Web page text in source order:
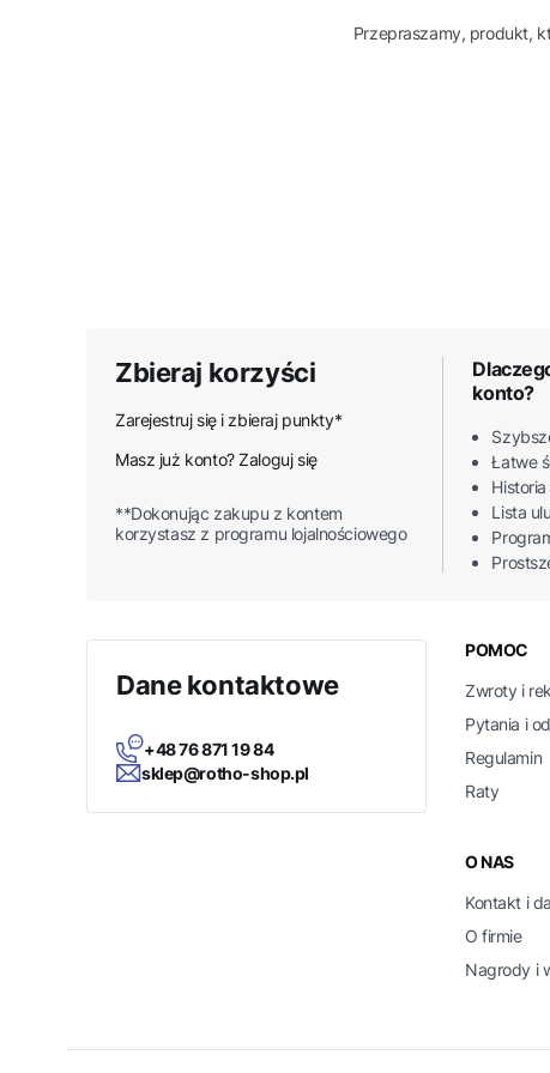
Przepraszamy, produkt,
Zbieraj korzyści
Zarejestruj się i zbieraj punkty*
Masz już konto? Zaloguj się
**Dokonując zakupu z kontem
korzystasz z programu lojalnościowego
konto?
Łatwe
Lista
Dane kontaktowe
+48 76 871 19 84
sklep@rotho-shop.pl
Linki
POMOC
Zwroty i
Pytania i
Regulamin
Raty
O NAS
Kontakt i
O firmie
Nagrody i